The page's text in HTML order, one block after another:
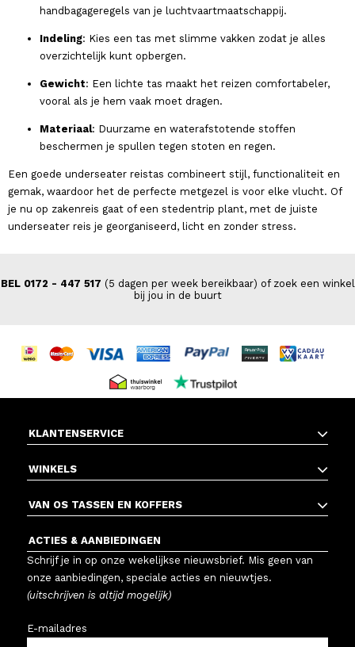
handbagageregels van je luchtvaartmaatschappij.
Indeling: Kies een tas met slimme vakken zodat je alles
overzichtelijk kunt opbergen.
Gewicht: Een lichte tas maakt het reizen comfortabeler,
vooral als je hem vaak moet dragen.
Materiaal: Duurzame en waterafstotende stoffen
beschermen je spullen tegen stoten en regen.
Een goede underseater reistas combineert stijl, functionaliteit en
gemak, waardoor het de perfecte metgezel is voor elke vlucht. Of
je nu op zakenreis gaat of een stedentrip plant, met de juiste
underseater reis je georganiseerd, licht en zonder stress.
BEL 0172 - 447 517 (5 dagen per week bereikbaar) of zoek een winkel
bij jou in de buurt
KLANTENSERVICE
WINKELS
VAN OS TASSEN EN KOFFERS
ACTIES & AANBIEDINGEN
Schrijf je in op onze wekelijkse nieuwsbrief. Mis geen van
onze aanbiedingen, speciale acties en nieuwtjes.
(uitschrijven is altijd mogelijk)
E-mailadres